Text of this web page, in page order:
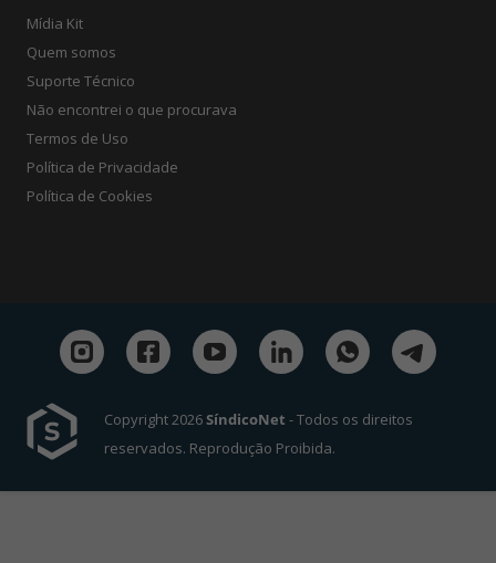
Mídia Kit
Quem somos
Suporte Técnico
Não encontrei o que procurava
Termos de Uso
Política de Privacidade
Política de Cookies
Copyright 2026SíndicoNet - Todos os direitos
reservados. Reprodução Proibida.